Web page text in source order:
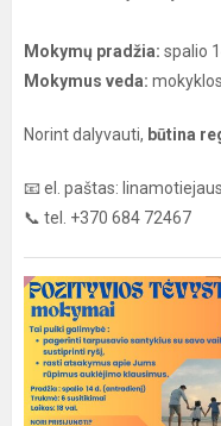
Mokymų pradžia: spalio
Mokymus veda:
Norint dalyvauti, būtina
📧 el. paštas:
📞 tel. +370 684 72467